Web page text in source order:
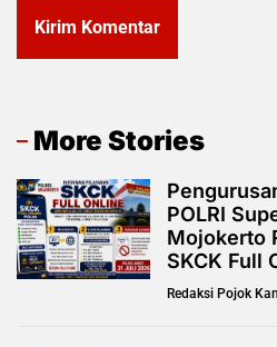
More Stories
POLRI
Mojokerto
SKCK Full
Redaksi Pojok